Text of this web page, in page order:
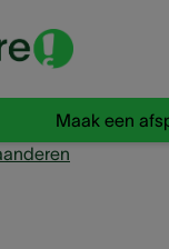
Maak een